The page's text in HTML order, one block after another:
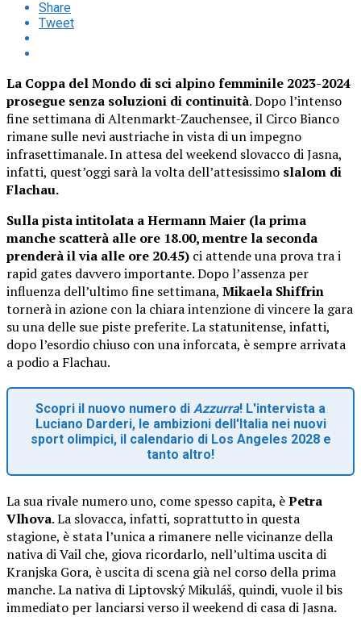
Share
Tweet
La Coppa del Mondo di sci alpino femminile 2023-2024
prosegue senza soluzioni di continuità. Dopo l’intenso
fine settimana di Altenmarkt-Zauchensee, il Circo Bianco
rimane sulle nevi austriache in vista di un impegno
infrasettimanale. In attesa del weekend slovacco di Jasna,
infatti, quest’oggi sarà la volta dell’attesissimo slalom di
Flachau.
Sulla pista intitolata a Hermann Maier (la prima
manche scatterà alle ore 18.00, mentre la seconda
prenderà il via alle ore 20.45) ci attende una prova tra i
rapid gates davvero importante. Dopo l’assenza per
influenza dell’ultimo fine settimana, Mikaela Shiffrin
tornerà in azione con la chiara intenzione di vincere la gara
su una delle sue piste preferite. La statunitense, infatti,
dopo l’esordio chiuso con una inforcata, è sempre arrivata
a podio a Flachau.
Scopri il nuovo numero di Azzurra! L'intervista a
Luciano Darderi, le ambizioni dell'Italia nei nuovi
sport olimpici, il calendario di Los Angeles 2028 e
tanto altro!
La sua rivale numero uno, come spesso capita, èPetra
Vlhova. La slovacca, infatti, soprattutto in questa
stagione, è stata l’unica a rimanere nelle vicinanze della
nativa di Vail che, giova ricordarlo, nell’ultima uscita di
Kranjska Gora, è uscita di scena già nel corso della prima
manche. La nativa di Liptovský Mikuláš, quindi, vuole il bis
immediato per lanciarsi verso il weekend di casa di Jasna.